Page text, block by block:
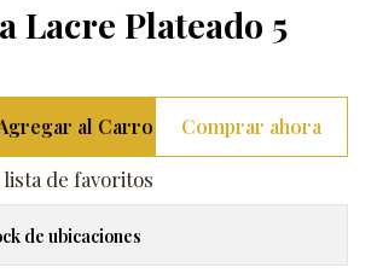
Lacre Plateado 5
al Carro Comprar ahora
de favoritos
de ubicaciones